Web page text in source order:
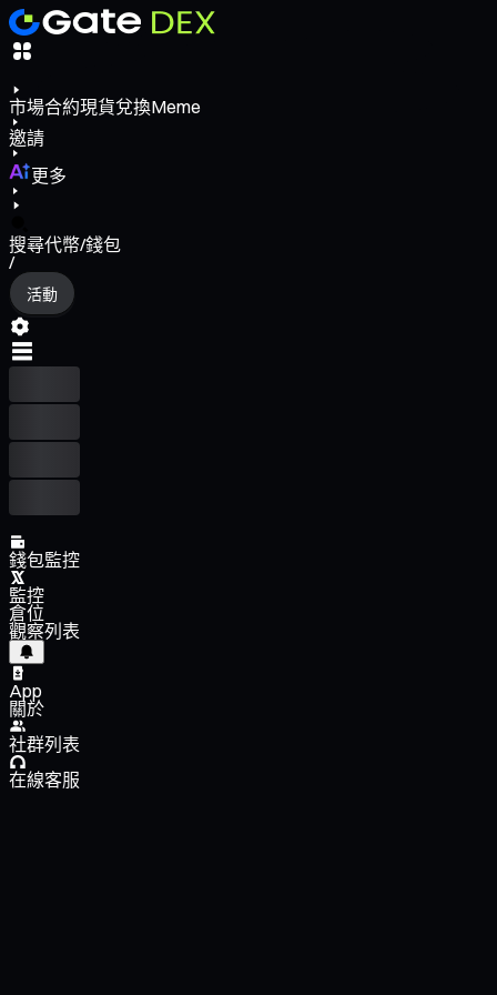
市場合約現貨兌換Meme
邀請
更多
搜尋代幣/錢包
/
活動
錢包監控
監控
倉位
觀察列表
App
關於
社群列表
在線客服